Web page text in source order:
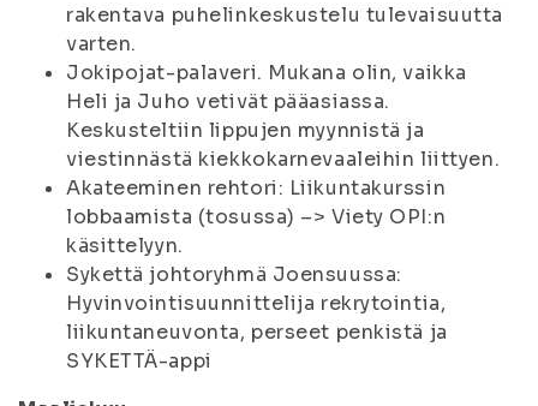
rakentava puhelinkeskustelu tulevaisuutta
varten.
Jokipojat-palaveri. Mukana olin, vaikka
Heli ja Juho vetivät pääasiassa.
Keskusteltiin lippujen myynnistä ja
viestinnästä kiekkokarnevaaleihin liittyen.
Akateeminen rehtori: Liikuntakurssin
lobbaamista (tosussa) –> Viety OPI:n
käsittelyyn.
Sykettä johtoryhmä Joensuussa:
Hyvinvointisuunnittelija rekrytointia,
liikuntaneuvonta, perseet penkistä ja
SYKETTÄ-appi